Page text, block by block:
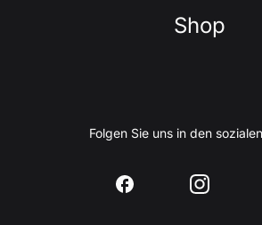
Shop
Folgen Sie uns in den